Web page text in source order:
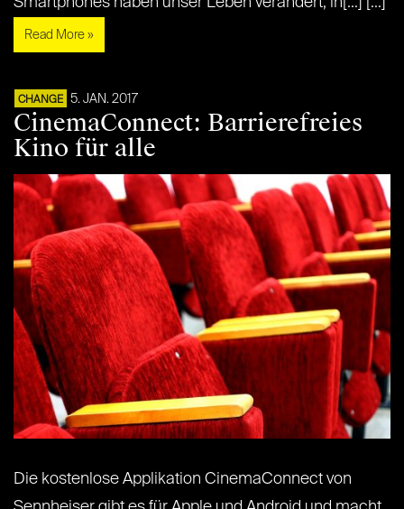
Read More »
CHANGE 5. JAN. 2017
CinemaConnect: Barrierefreies
Kino für alle
Die kostenlose Applikation CinemaConnect von